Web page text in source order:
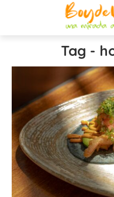
Tag -